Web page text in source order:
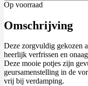
Op voorraad
Omschrijving
Deze zorgvuldig gekozen
heerlijk verfrissen en
Deze mooie potjes zijn
geursamenstelling in de
vrij bij verdamping.